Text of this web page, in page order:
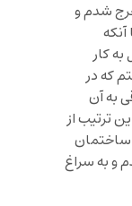
شدم و
کار
که در
به آن
ترتیب از
ساختمان
و به سراغ